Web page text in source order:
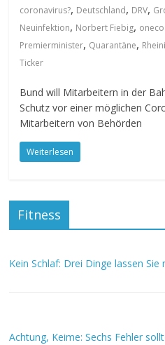
coronavirus?, Deutschland, DRV,
Neuinfektion, Norbert Fiebig,
Premierminister, Quarantäne,
Ticker
Bund will Mitarbeitern in der
Schutz vor einer möglichen
Mitarbeitern von Behörden
Weiterlesen
Fitness
Kein Schlaf: Drei Dinge lassen
Achtung, Keime: Sechs Fehler